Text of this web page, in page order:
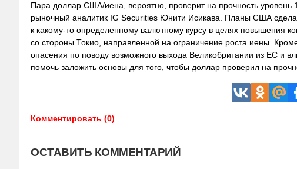
Пара доллар США/иена, вероятно, проверит на прочность уровень
рыночный аналитик IG Securities Юнити Исикава. Планы США
к какому-то определенному валютному курсу в целях повышения
со стороны Токио, направленной на ограничение роста иены.
опасения по поводу возможного выхода Великобритании из ЕС и
помочь заложить основы для того, чтобы доллар проверил на
Комментировать (0)
ОСТАВИТЬ КОММЕНТАРИЙ